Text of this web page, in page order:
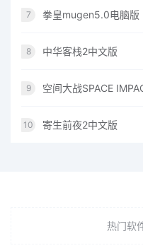
7 拳皇mugen5.0电脑版
8 中华客栈2中文版
9 空间大战SPACE
10 寄生前夜2中文版
热门软